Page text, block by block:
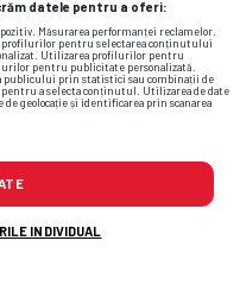
datele pentru a oferi:
Măsurarea performanței reclamelor.
profilurilor pentru selectarea conținutului
Utilizarea profilurilor pentru
pentru publicitate personalizată.
prin statistici sau combinații de
a selecta conținutul. Utilizarea de date
geolocație și identificarea prin scanarea
INDIVIDUAL